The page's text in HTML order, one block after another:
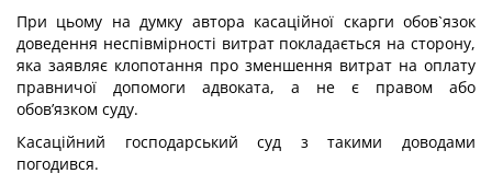
При цьому на думку автора касаційної скарги обов`язок
доведення неспівмірності витрат покладається на сторону,
яка заявляє клопотання про зменшення витрат на оплату
правничої допомоги адвоката, а не є правом або
обов’язком суду.
Касаційний господарський суд з такими доводами
погодився.